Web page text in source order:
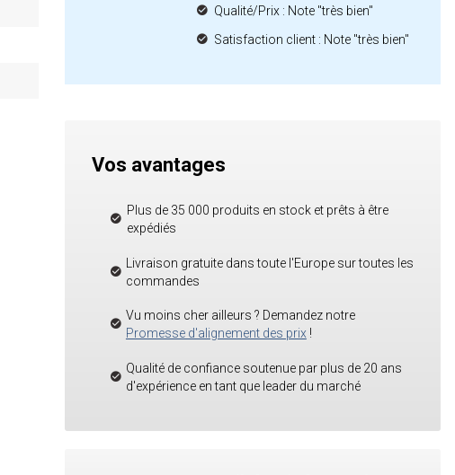
Qualité/Prix : Note "très bien"
Satisfaction client : Note "très bien"
Vos avantages
Plus de 35 000 produits en stock et prêts à être
expédiés
Livraison gratuite dans toute l'Europe sur toutes les
commandes
Vu moins cher ailleurs ? Demandez notre
Promesse d'alignement des prix!
Qualité de confiance soutenue par plus de 20 ans
d'expérience en tant que leader du marché